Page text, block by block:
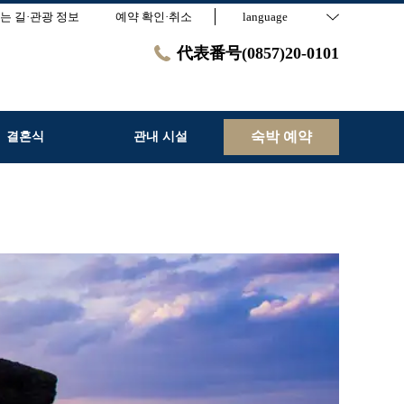
길·관광 정보 예약 확인·취소 language
代表番号(0857)20-0101
결혼식 관내 시설 숙박 예약